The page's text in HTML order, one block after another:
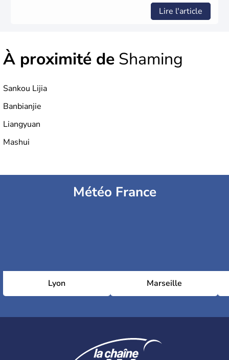
Lire l'article
À proximité de Shaming
Sankou Lijia
Banbianjie
Liangyuan
Mashui
Météo France
Lyon Marseille